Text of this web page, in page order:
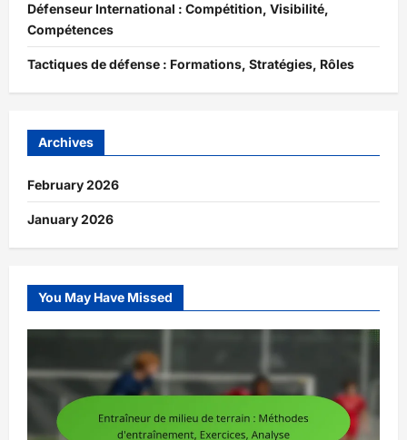
Défenseur International : Compétition, Visibilité,
Compétences
Tactiques de défense : Formations, Stratégies, Rôles
Archives
February 2026
January 2026
You May Have Missed